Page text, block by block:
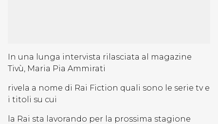
In una lunga intervista rilasciata al magazine
Tivù, Maria Pia Ammirati
rivela a nome di Rai Fiction quali sono le serie tv e
i titoli su cui
la Rai sta lavorando per la prossima stagione